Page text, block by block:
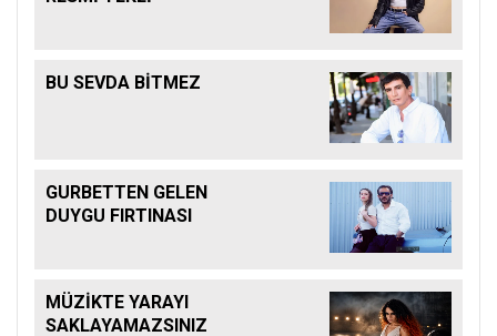
BU SEVDA BİTMEZ
GURBETTEN GELEN
DUYGU FIRTINASI
MÜZİKTE YARAYI
SAKLAYAMAZSINIZ